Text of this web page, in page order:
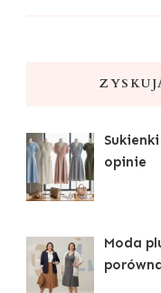
opinie
Moda